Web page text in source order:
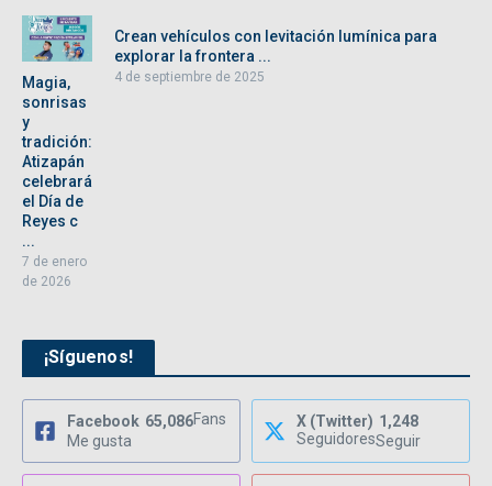
Magia,
sonrisas
y
tradición:
Atizapán
celebrará
el Día de
Reyes c
...
7 de enero
de 2026
Crean vehículos con levitación lumínica para
explorar la frontera ...
4 de septiembre de 2025
¡Síguenos!
Facebook 65,086Fans
Me gusta
X (Twitter) 1,248
SeguidoresSeguir